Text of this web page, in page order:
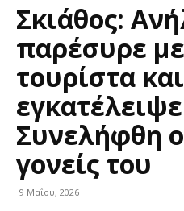
Σκιάθος:
παρέσυρε
τουρίστα
Συνελήφθη ο
γονείς του
9 Μαΐου, 2026